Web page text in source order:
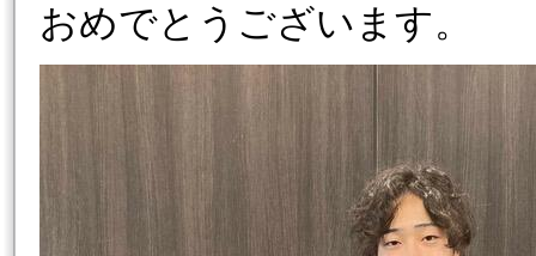
おめでとうございます。